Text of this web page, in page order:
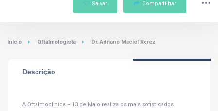
Salvar Compartilhar
Início Oftalmologista Dr. Adriano Maciel Xerez
Descrição
A Oftalmoclínica – 13 de Maio realiza os mais sofisticados